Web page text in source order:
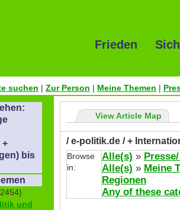
Frieden
suchen | Zur Person | Meine Themen |
+
bis
und
View Article Map
/ e-politik.de / +
Browse
in:
Alle(s) »
Alle(s) » Meine
Regionen
Any of these